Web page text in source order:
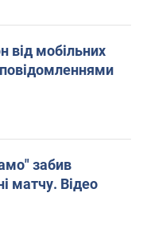
від мобільних
забив
матчу. Відео